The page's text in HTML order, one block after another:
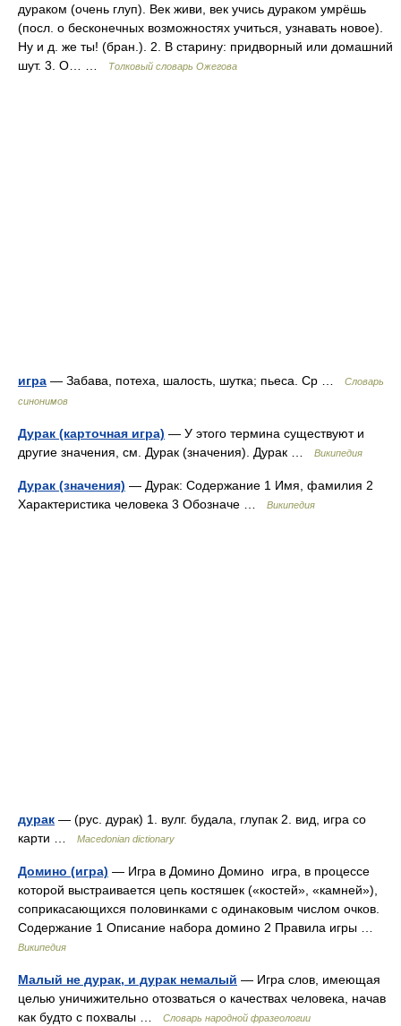
дураком (очень глуп). Век живи, век учись дураком умрёшь
(посл. о бесконечных возможностях учиться, узнавать новое).
Ну и д. же ты! (бран.). 2. В старину: придворный или домашний
шут. 3. О… …
Толковый словарь Ожегова
игра — Забава, потеха, шалость, шутка; пьеса. Ср …
Словарь
синонимов
Дурак (карточная игра) — У этого термина существуют и
другие значения, см. Дурак (значения). Дурак …
Википедия
Дурак (значения) — Дурак: Содержание 1 Имя, фамилия 2
Характеристика человека 3 Обозначе …
Википедия
дурак — (рус. дурак) 1. вулг. будала, глупак 2. вид, игра со
карти …
Macedonian dictionary
Домино (игра) — Игра в Домино Домино игра, в процессе
которой выстраивается цепь костяшек («костей», «камней»),
соприкасающихся половинками с одинаковым числом очков.
Содержание 1 Описание набора домино 2 Правила игры …
Википедия
Малый не дурак, и дурак немалый — Игра слов, имеющая
целью уничижительно отозваться о качествах человека, начав
как будто с похвалы …
Словарь народной фразеологии